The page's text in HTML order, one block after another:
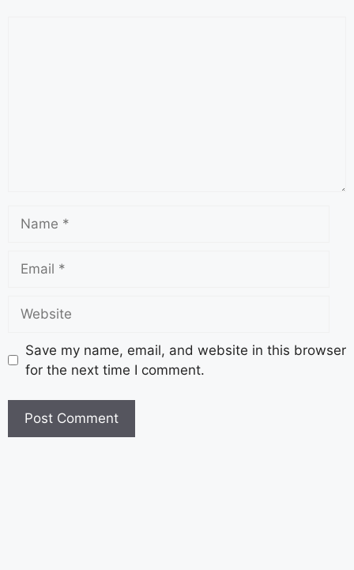
Save my name, email, and website in this browser
for the next time I comment.